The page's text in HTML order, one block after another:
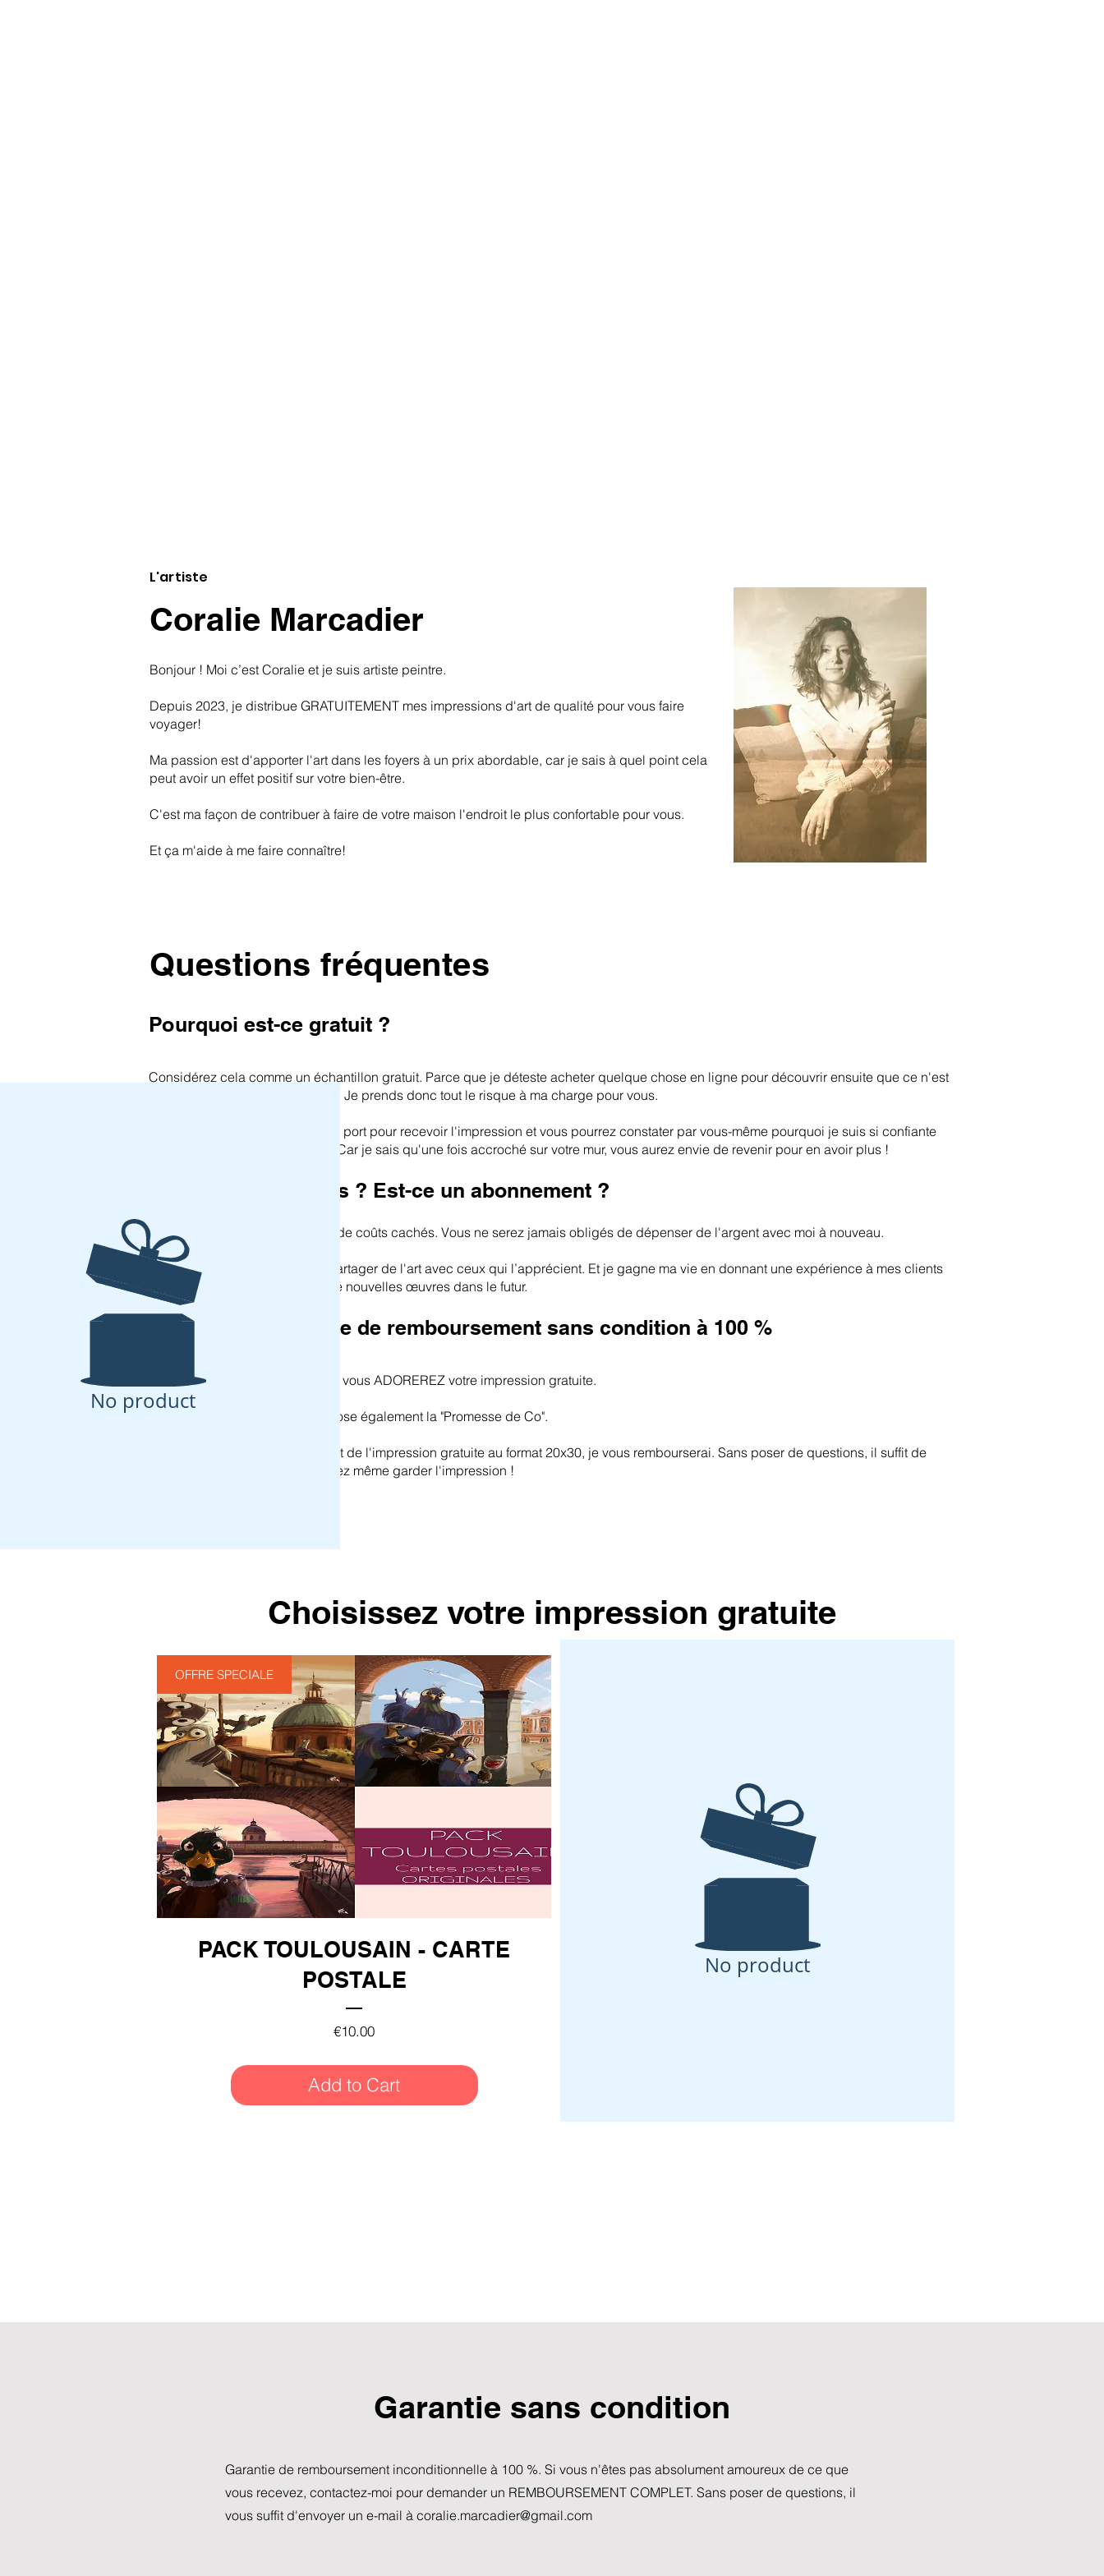
L'artiste
Coralie Marcadier
Bonjour ! Moi c’est Coralie et je suis artiste peintre.
Depuis 2023, je distribue GRATUITEMENT mes impressions d'art de qualité pour vous faire
voyager!
Ma passion est d'apporter l'art dans les foyers à un prix abordable, car je sais à quel point cela
peut avoir un effet positif sur votre bien-être.
C'est ma façon de contribuer à faire de votre maison l'endroit le plus confortable pour vous.
Et ça m'aide à me faire connaître!
Questions fréquentes
Pourquoi est-ce gratuit ?
Considérez cela comme un échantillon gratuit. Parce que je déteste acheter quelque chose en ligne pour découvrir ensuite que ce n'est
pas du tout ce qui était annoncé. Je prends donc tout le risque à ma charge pour vous.
Il vous suffit de payer les frais de port pour recevoir l'impression et vous pourrez constater par vous-même pourquoi je suis si confiante
d'envoyer mon art gratuitement. Car je sais qu'une fois accroché sur votre mur, vous aurez envie de revenir pour en avoir plus !
Où est le piège alors ? Est-ce un abonnement ?
Il n'y a pas d'abonnement ni de de coûts cachés. Vous ne serez jamais obligés de dépenser de l'argent avec moi à nouveau.
Je fais cela parce que je veux partager de l'art avec ceux qui l’apprécient. Et je gagne ma vie en donnant une expérience à mes clients
pour qu'ils reviennent acheter de nouvelles œuvres dans le futur.
Ma fameuse garantie de remboursement sans condition à 100 %
Je suis absolument certaine que vous ADOREREZ votre impression gratuite.
Mais pour vous rassurer, je propose également la "Promesse de Co".
Si vous n'êtes pas 100 % satisfait de l'impression gratuite au format 20x30, je vous rembourserai. Sans poser de questions, il suffit de
m'envoyer un e-mail. Vous pouvez même garder l'impression !
No product
Choisissez votre impression gratuite
OFFRE SPECIALE
PACK TOULOUSAIN - CARTE
POSTALE
€10.00Price
Add to Cart
No product
Garantie sans condition
Garantie de remboursement inconditionnelle à 100 %. Si vous n'êtes pas absolument amoureux de ce que
vous recevez, contactez-moi pour demander un REMBOURSEMENT COMPLET. Sans poser de questions, il
vous suffit d'envoyer un e-mail à coralie.marcadier@gmail.com